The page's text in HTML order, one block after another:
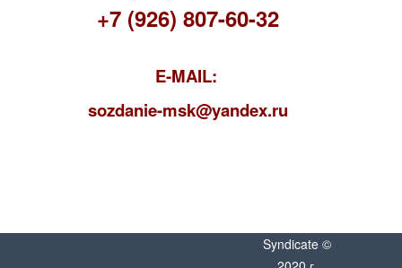
+7 (926) 807-60-32
E-MAIL:
sozdanie-msk@yandex.ru
Syndicate ©